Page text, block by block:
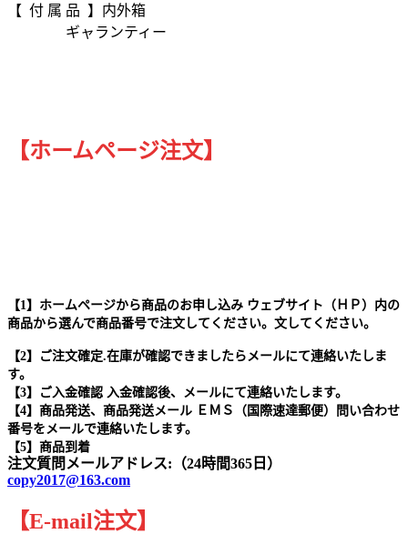
【 付 属 品 】内外箱
ギャランティー
【ホームページ注文】
【1】ホームページから商品のお申し込み ウェブサイト（ＨＰ）内の
商品から選んで商品番号で注文してください。文してください。
【2】ご注文確定.在庫が確認できましたらメールにて連絡いたしま
す。
【3】ご入金確認 入金確認後、メールにて連絡いたします。
【4】商品発送、商品発送メール ＥＭＳ（国際速達郵便）問い合わせ
番号をメールで連絡いたします。
【5】商品到着
注文質問メールアドレス:（24時間365日）
copy2017@163.com
【E-mail注文】